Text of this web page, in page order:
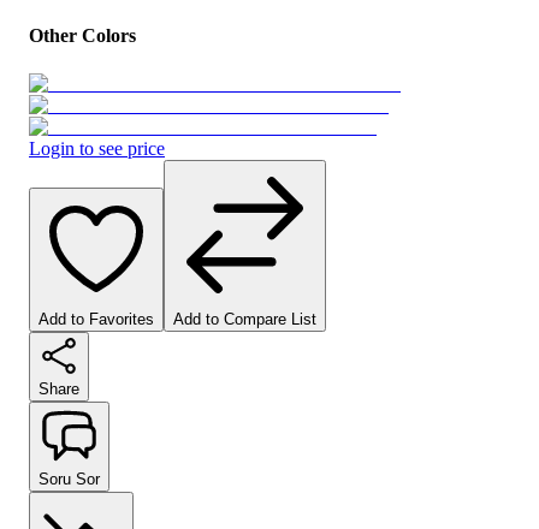
Other Colors
Login to see price
Add to Favorites Add to Compare List
Share
Soru Sor